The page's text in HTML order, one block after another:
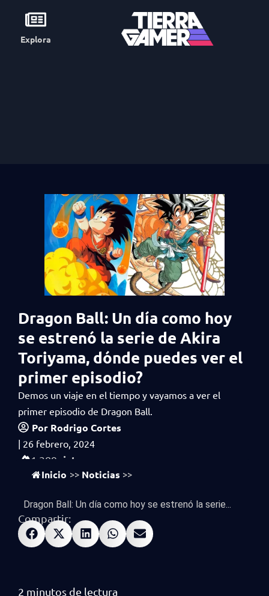
Explora
Dragon Ball: Un día como hoy
se estrenó la serie de Akira
Toriyama, dónde puedes ver el
primer episodio?
Demos un viaje en el tiempo y vayamos a ver el
primer episodio de Dragon Ball.
Por Rodrigo Cortes
| 26 febrero, 2024
1,389 vistas
Inicio >> Noticias >>
Dragon Ball: Un día como hoy se estrenó la serie...
Compartir: